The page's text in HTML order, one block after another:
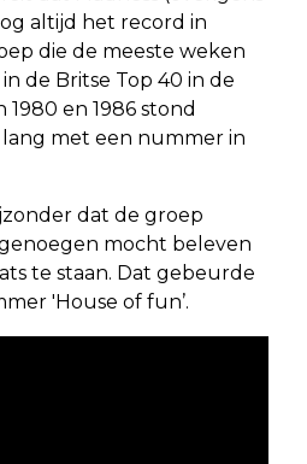
altijd het record in
die de meeste weken
de Britse Top 40 in de
en 1986 stond
lang met een nummer in
dat de groep
mocht beleven
te staan. Dat gebeurde
'House of fun’.